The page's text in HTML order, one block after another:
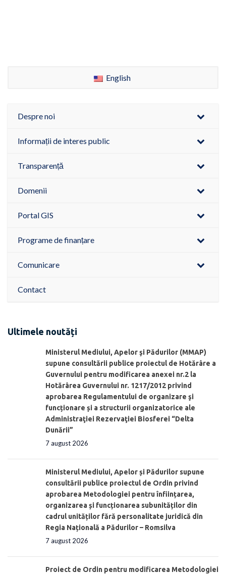
English
Despre noi
Informații de interes public
Transparență
Domenii
Portal GIS
Programe de finanțare
Comunicare
Contact
Ultimele noutăți
Ministerul Mediului, Apelor şi Pădurilor (MMAP)
supune consultării publice proiectul de Hotărâre a
Guvernului pentru modificarea anexei nr.2 la
Hotărârea Guvernului nr. 1217/2012 privind
aprobarea Regulamentului de organizare şi
funcționare și a structurii organizatorice ale
Administraţiei Rezervaţiei Biosferei “Delta
Dunării”
7 august 2026
Ministerul Mediului, Apelor și Pădurilor supune
consultării publice proiectul de Ordin privind
aprobarea Metodologiei pentru înființarea,
organizarea și funcționarea subunităților din
cadrul unităților fără personalitate juridică din
Regia Națională a Pădurilor – Romsilva
7 august 2026
Proiect de Ordin pentru modificarea Metodologiei